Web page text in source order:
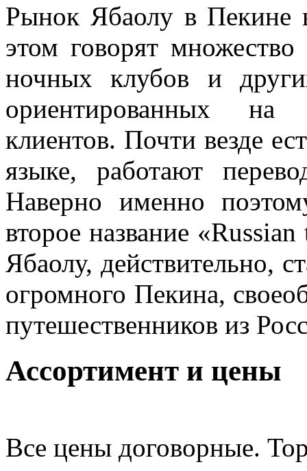
Рынок Ябаолу в Пекине
этом говорят
ночных клубов и
ориентированных на
клиентов. Почти везде
языке, работают
Наверно именно
второе название
Ябаолу, действительно,
огромного Пекина,
путешественников из
Ассортимент и цены
Все цены договорные.